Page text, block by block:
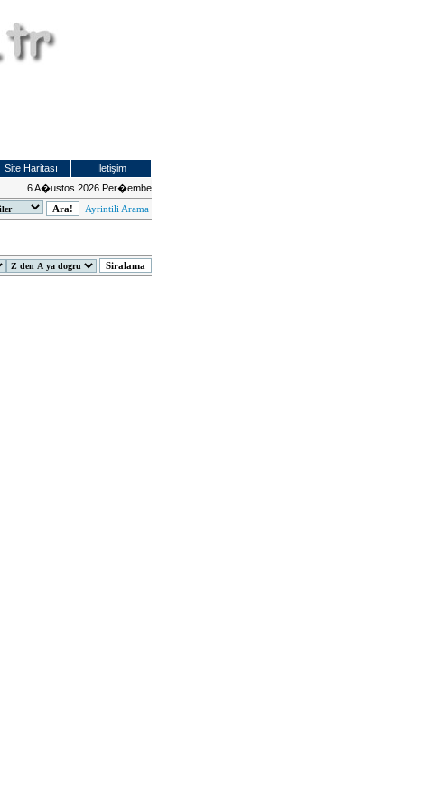
Site Haritası
İletişim
6 A�ustos 2026 Per�embe
Ayrintili Arama